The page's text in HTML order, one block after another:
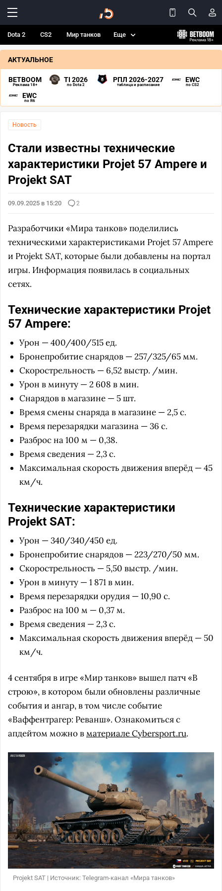
Dota 2 CS2 Мир танков Еще
АКТУАЛЬНОЕ
BETBOOM
Реклама 18+
TI 2026
по Dota 2
РПЛ 2026-2027
таблица и расписание
EWC
по CS2
EWC
по R6
Новость
Стали известны технические
характеристики Projet 57 Ampere и
Projekt SAT
09.09.2025 в 15:20 2
Разработчики «Мира танков» поделились
техническими характеристиками Projet 57 Ampere
и Projekt SAT, которые были добавлены на портал
игры. Информация появилась в социальных
сетях.
Технические характеристики Projet
57 Ampere:
Урон — 400/400/515 ед.
Бронепробитие снарядов — 257/325/65 мм.
Скорострельность — 6,52 выстр. /мин.
Урон в минуту — 2 608 в мин.
Снарядов в магазине — 5 шт.
Время смены снаряда в магазине — 2,5 с.
Время перезарядки магазина — 36 с.
Разброс на 100 м — 0,38.
Время сведения — 2,3 с.
Максимальная скорость движения вперёд — 45
км/ч.
Технические характеристики
Projekt SAT:
Урон — 340/340/450 ед.
Бронепробитие снарядов — 223/270/50 мм.
Скорострельность — 5,50 выстр. /мин.
Урон в минуту — 1 871 в мин.
Время перезарядки орудия — 10,90 с.
Разброс на 100 м — 0,37 м.
Время сведения — 2,3 с.
Максимальная скорость движения вперёд — 50
км/ч.
4 сентября в игре «Мир танков» вышел патч «В
строю», в котором были обновлены различные
события и ангар, в том числе событие
«Ваффентрагер: Реванш». Ознакомиться с
апдейтом можно вматериале Cybersport.ru.
Projekt SAT | Источник: Telegram-канал «Мира танков»